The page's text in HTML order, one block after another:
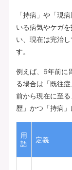
「持病」や「現
いる病気やケガ
い、現在は完治
す。
例えば、6年前に
る場合は「既往
前から現在に至
歴」かつ「持病」
用
語
定義